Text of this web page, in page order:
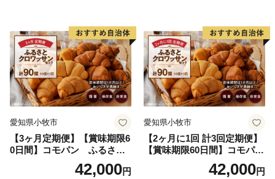
愛知県小牧市
【3ヶ月定期便】【賞味期限6
0日間】コモパン ふるさと
クロワッサンセット（計90
個）／災害用備蓄 保存食 非
42,000円
愛知県小牧市
【2ヶ月に1回 計3回定期便】
【賞味期限60日間】コモパ
ン ふるさとクロワッサンセ
ット（計90個）／災害用備蓄
42,000円